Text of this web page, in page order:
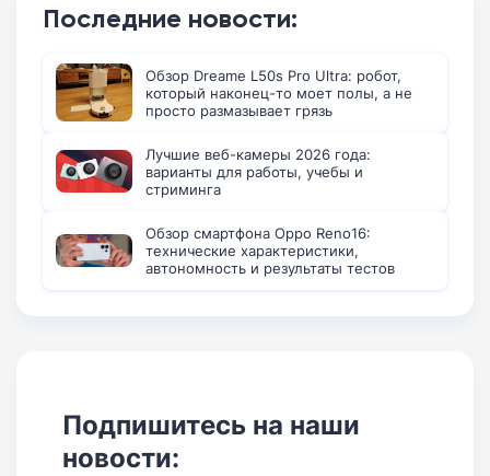
Последние новости:
Обзор Dreame L50s Pro Ultra: робот,
который наконец-то моет полы, а не
просто размазывает грязь
Лучшие веб-камеры 2026 года:
варианты для работы, учебы и
стриминга
Обзор смартфона Oppo Reno16:
технические характеристики,
автономность и результаты тестов
Подпишитесь на наши
новости: